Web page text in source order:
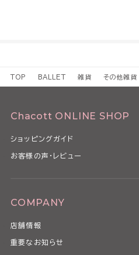
TOP BALLET 雑貨 その他雑貨
Chacott ONLINE SHOP
ショッピングガイド
お客様の声・レビュー
COMPANY
店舗情報
重要なお知らせ